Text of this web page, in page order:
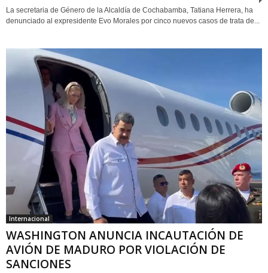
La secretaria de Género de la Alcaldía de Cochabamba, Tatiana Herrera, ha
denunciado al expresidente Evo Morales por cinco nuevos casos de trata de...
Internacional
WASHINGTON ANUNCIA INCAUTACIÓN DE
AVIÓN DE MADURO POR VIOLACIÓN DE
SANCIONES